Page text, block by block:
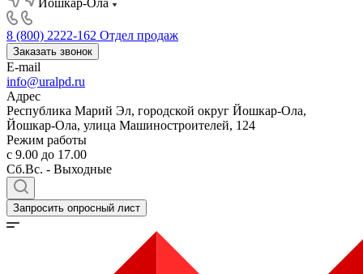
Йошкар-Ола
8 (800) 2222-162 Отдел продаж
Заказать звонок
E-mail
info@uralpd.ru
Адрес
Республика Марий Эл, городской округ Йошкар-Ола,
Йошкар-Ола, улица Машиностроителей, 124
Режим работы
с 9.00 до 17.00
Сб.Вс. - Выходные
Запросить опросный лист